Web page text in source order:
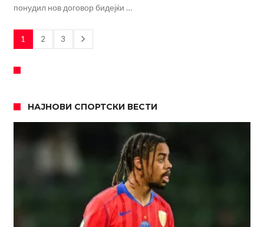
понудил нов договор бидејќи …
1 2 3
НАЈНОВИ СПОРТСКИ ВЕСТИ